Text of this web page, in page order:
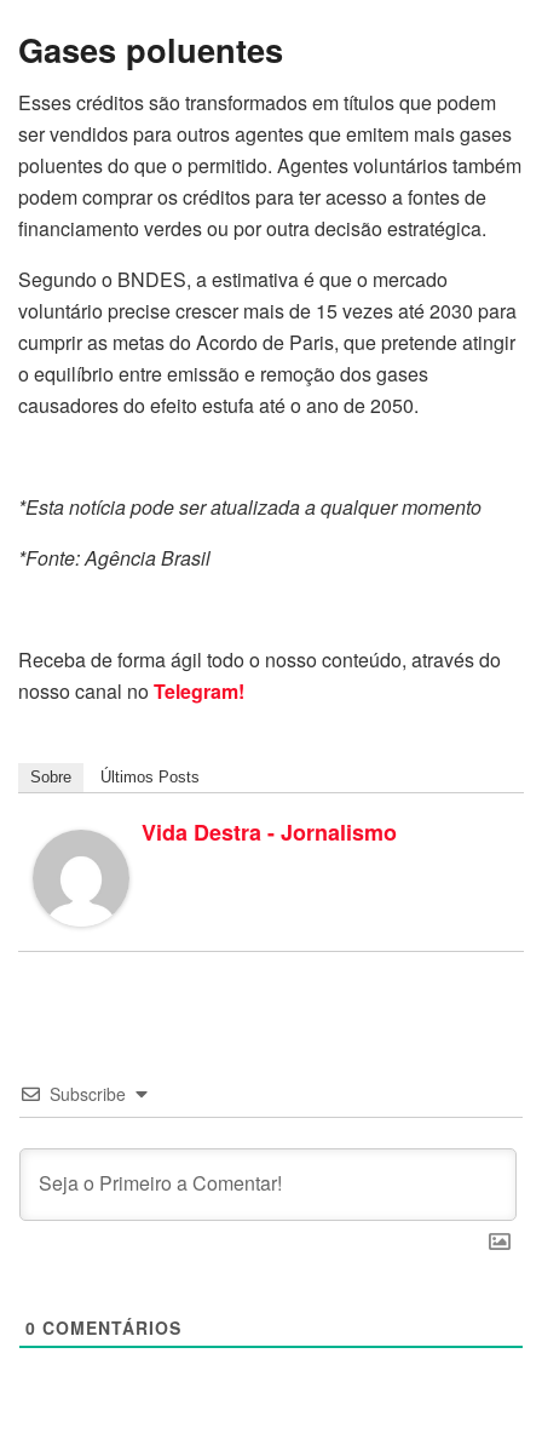
Gases poluentes
Esses créditos são transformados em títulos que podem
ser vendidos para outros agentes que emitem mais gases
poluentes do que o permitido. Agentes voluntários também
podem comprar os créditos para ter acesso a fontes de
financiamento verdes ou por outra decisão estratégica.
Segundo o BNDES, a estimativa é que o mercado
voluntário precise crescer mais de 15 vezes até 2030 para
cumprir as metas do Acordo de Paris, que pretende atingir
o equilíbrio entre emissão e remoção dos gases
causadores do efeito estufa até o ano de 2050.
*Esta notícia pode ser atualizada a qualquer momento
*Fonte: Agência Brasil
Receba de forma ágil todo o nosso conteúdo, através do
nosso canal noTelegram!
Sobre Últimos Posts
Vida Destra - Jornalismo
Subscribe
0 COMENTÁRIOS